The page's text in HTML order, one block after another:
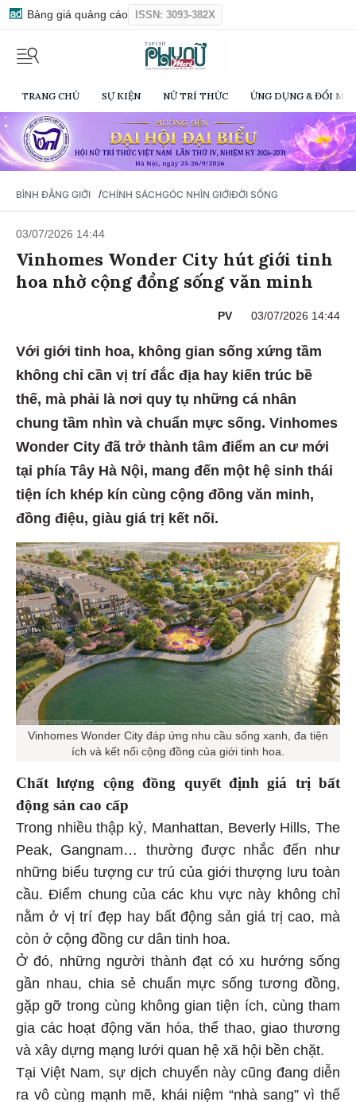
Bảng giá quảng cáo ISSN: 3093-382X
TRANG CHỦ SỰ KIỆN NỮ TRÍ THỨC ỨNG DỤNG & ĐỔI
BÌNH ĐẲNG GIỚI /CHÍNH SÁCHGÓC NHÌN GIỚIĐỜI SỐNG
03/07/2026 14:44
Vinhomes Wonder City hút giới tinh
hoa nhờ cộng đồng sống văn minh
PV 03/07/2026 14:44
Với giới tinh hoa, không gian sống xứng tầm
không chỉ cần vị trí đắc địa hay kiến trúc bề
thế, mà phải là nơi quy tụ những cá nhân
chung tầm nhìn và chuẩn mực sống. Vinhomes
Wonder City đã trở thành tâm điểm an cư mới
tại phía Tây Hà Nội, mang đến một hệ sinh thái
tiện ích khép kín cùng cộng đồng văn minh,
đồng điệu, giàu giá trị kết nối.
Vinhomes Wonder City đáp ứng nhu cầu sống xanh, đa tiện
ích và kết nối cộng đồng của giới tinh hoa.
Chất lượng cộng đồng quyết định giá trị bất
động sản cao cấp
Trong nhiều thập kỷ, Manhattan, Beverly Hills, The
Peak, Gangnam… thường được nhắc đến như
những biểu tượng cư trú của giới thượng lưu toàn
cầu. Điểm chung của các khu vực này không chỉ
nằm ở vị trí đẹp hay bất động sản giá trị cao, mà
còn ở cộng đồng cư dân tinh hoa.
Ở đó, những người thành đạt có xu hướng sống
gần nhau, chia sẻ chuẩn mực sống tương đồng,
gặp gỡ trong cùng không gian tiện ích, cùng tham
gia các hoạt động văn hóa, thể thao, giao thương
và xây dựng mạng lưới quan hệ xã hội bền chặt.
Tại Việt Nam, sự dịch chuyển này cũng đang diễn
ra vô cùng mạnh mẽ, khái niệm “nhà sang” vì thế